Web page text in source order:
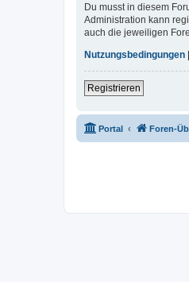
Du musst in diesem
Administration kann
auch die jeweiligen
Nutzungsbedingungen |
Registrieren
Portal Foren-